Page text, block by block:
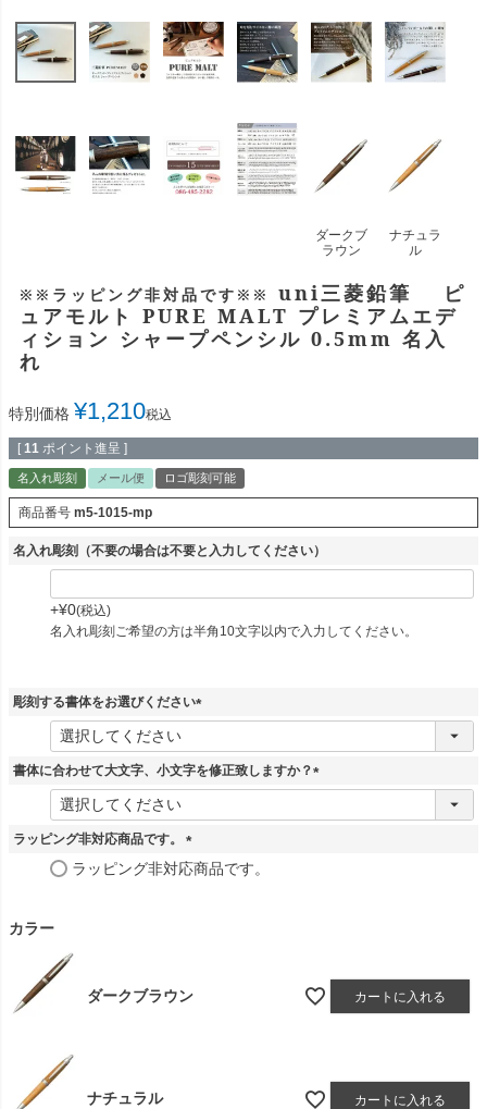
ダークブ
ラウン
ナチュラ
ル
※※ラッピング非対品です※※
uni三菱鉛筆 ピ
ュアモルト PURE MALT プレミアムエデ
ィション シャープペンシル 0.5mm 名入
れ
特別価格 ¥1,210税込
[ 11 ポイント進呈 ]
名入れ彫刻 メール便 ロゴ彫刻可能
商品番号 m5-1015-mp
名入れ彫刻（不要の場合は不要と入力してください）
+¥0 税込
名入れ彫刻ご希望の方は半角10文字以内で入力してください。
彫刻する書体をお選びください
(
須
書体に合わせて大文字、小文字を修正致しますか？
(
ラッピング非対応商品です。
(
ラッピング非対応商品です。
カラー
ダークブラウン カートに入れる
ナチュラル カートに入れる